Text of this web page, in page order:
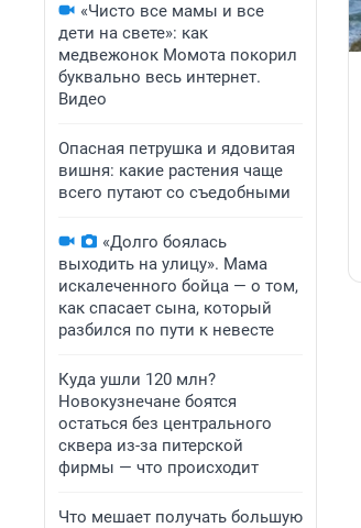
«Чисто все мамы и все
дети на свете»: как
медвежонок Момота покорил
буквально весь интернет.
Видео
Опасная петрушка и ядовитая
вишня: какие растения чаще
всего путают со съедобными
«Долго боялась
выходить на улицу». Мама
искалеченного бойца — о том,
как спасает сына, который
разбился по пути к невесте
Куда ушли 120 млн?
Новокузнечане боятся
остаться без центрального
сквера из-за питерской
фирмы — что происходит
Что мешает получать большую